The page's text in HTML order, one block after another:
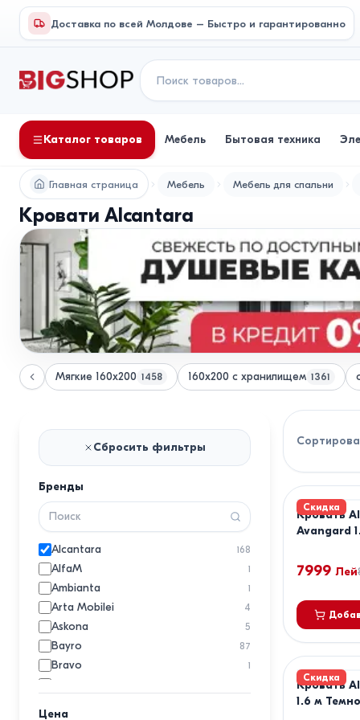
Доставка по всей Молдове – Быстро и гарантированно
Каталог товаров Мебель Бытовая техника
Главная страница Мебель Мебель для спальни
Кровати Alcantara
Мягкие 160x200 1458 160x200 с хранилищем 1361
Сбросить фильтры
Бренды
Alcantara 168
AlfaM 1
Ambianta 1
Arta Mobilei 4
Askona 5
Bayro 87
Bravo 1
Цена
Скидка
Кровать
Avangard
160x200
7999 Лей
Скидка
Кровать
1.6 м